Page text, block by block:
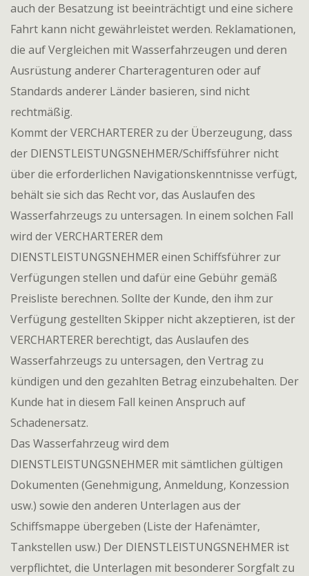
auch der Besatzung ist beeinträchtigt und eine sichere
Fahrt kann nicht gewährleistet werden. Reklamationen,
die auf Vergleichen mit Wasserfahrzeugen und deren
Ausrüstung anderer Charteragenturen oder auf
Standards anderer Länder basieren, sind nicht
rechtmäßig.
Kommt der VERCHARTERER zu der Überzeugung, dass
der DIENSTLEISTUNGSNEHMER/Schiffsführer nicht
über die erforderlichen Navigationskenntnisse verfügt,
behält sie sich das Recht vor, das Auslaufen des
Wasserfahrzeugs zu untersagen. In einem solchen Fall
wird der VERCHARTERER dem
DIENSTLEISTUNGSNEHMER einen Schiffsführer zur
Verfügungen stellen und dafür eine Gebühr gemäß
Preisliste berechnen. Sollte der Kunde, den ihm zur
Verfügung gestellten Skipper nicht akzeptieren, ist der
VERCHARTERER berechtigt, das Auslaufen des
Wasserfahrzeugs zu untersagen, den Vertrag zu
kündigen und den gezahlten Betrag einzubehalten. Der
Kunde hat in diesem Fall keinen Anspruch auf
Schadenersatz.
Das Wasserfahrzeug wird dem
DIENSTLEISTUNGSNEHMER mit sämtlichen gültigen
Dokumenten (Genehmigung, Anmeldung, Konzession
usw.) sowie den anderen Unterlagen aus der
Schiffsmappe übergeben (Liste der Hafenämter,
Tankstellen usw.) Der DIENSTLEISTUNGSNEHMER ist
verpflichtet, die Unterlagen mit besonderer Sorgfalt zu